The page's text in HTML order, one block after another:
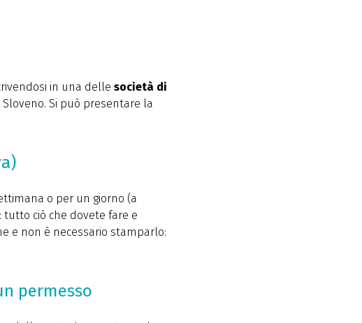
in una delle società di
Si può presentare la
o per un giorno (a
ciò che dovete fare e
e non è necessario stamparlo:
permesso